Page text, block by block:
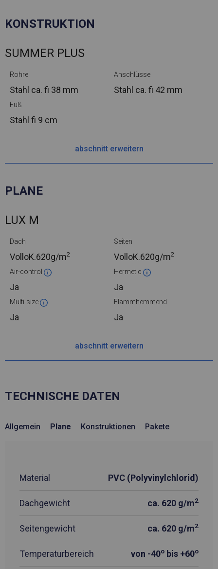
KONSTRUKTION
SUMMER PLUS
Rohre
Stahl ca. fi 38 mm
Anschlüsse
Stahl ca. fi 42 mm
Fuß
Stahl fi 9 cm
abschnitt erweitern
PLANE
LUX M
Dach
VolloK.620g/m2
Seiten
VolloK.620g/m2
Air-control
Ja
Hermetic
Ja
Multi-size
Ja
Flammhemmend
Ja
abschnitt erweitern
TECHNISCHE DATEN
Allgemein Plane Konstruktionen Pakete
Material PVC (Polyvinylchlorid)
Dachgewicht ca. 620 g/m2
Seitengewicht ca. 620 g/m2
Temperaturbereich von -40o bis +60o